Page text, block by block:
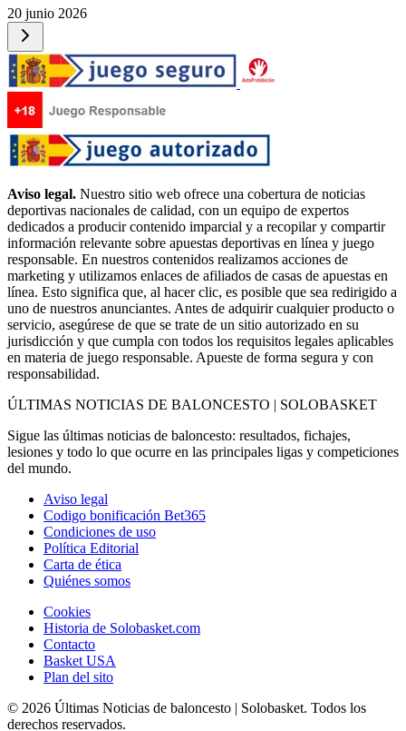
20 junio 2026
Aviso legal. Nuestro sitio web ofrece una cobertura de noticias
deportivas nacionales de calidad, con un equipo de expertos
dedicados a producir contenido imparcial y a recopilar y compartir
información relevante sobre apuestas deportivas en línea y juego
responsable. En nuestros contenidos realizamos acciones de
marketing y utilizamos enlaces de afiliados de casas de apuestas en
línea. Esto significa que, al hacer clic, es posible que sea redirigido a
uno de nuestros anunciantes. Antes de adquirir cualquier producto o
servicio, asegúrese de que se trate de un sitio autorizado en su
jurisdicción y que cumpla con todos los requisitos legales aplicables
en materia de juego responsable. Apueste de forma segura y con
responsabilidad.
ÚLTIMAS NOTICIAS DE BALONCESTO | SOLOBASKET
Sigue las últimas noticias de baloncesto: resultados, fichajes,
lesiones y todo lo que ocurre en las principales ligas y competiciones
del mundo.
Aviso legal
Codigo bonificación Bet365
Condiciones de uso
Política Editorial
Carta de ética
Quiénes somos
Cookies
Historia de Solobasket.com
Contacto
Basket USA
Plan del sito
© 2026 Últimas Noticias de baloncesto | Solobasket. Todos los
derechos reservados.